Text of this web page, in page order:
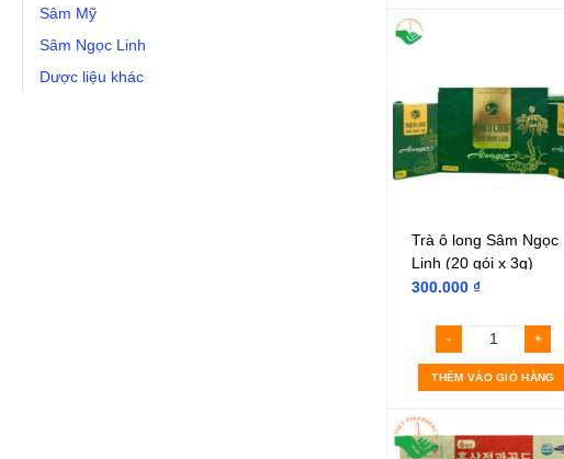
Sâm Mỹ
Sâm Ngọc Linh
Dược liệu khác
Trà ô long Sâm Ngọc
Linh (20 gói x 3g)
300.000₫
THÊM VÀO GIỎ HÀNG